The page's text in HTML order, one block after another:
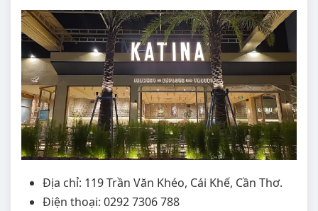
Địa chỉ: 119 Trần Văn Khéo, Cái Khế, Cần Thơ.
Điện thoại: 0292 7306 788